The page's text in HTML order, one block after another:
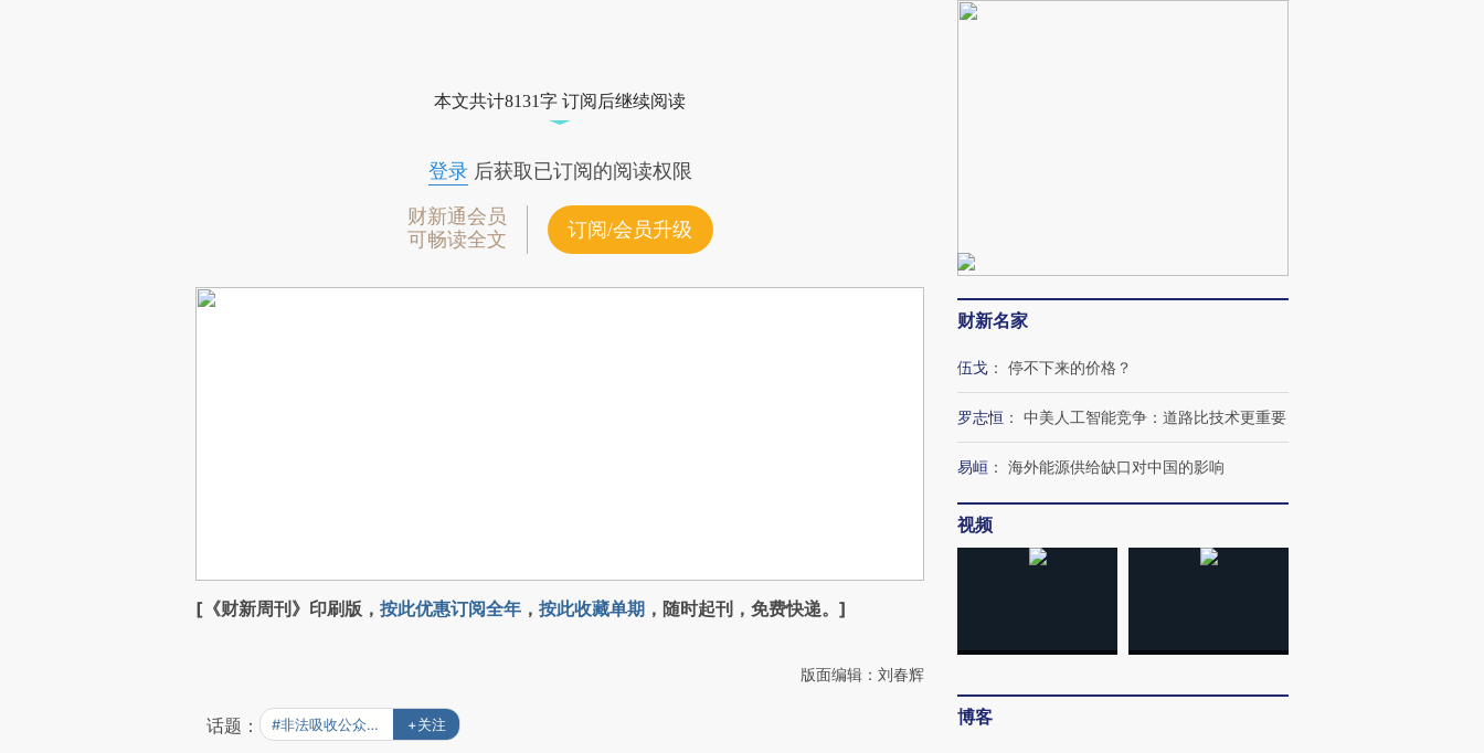
本文共计8131字 订阅后继续阅读
登录后获取已订阅的阅读权限
财新通会员
可畅读全文
订阅/会员升级
[《财新周刊》印刷版， 按此优惠订阅全年 ， 按此收藏单期 ，随时起刊，免费快递。]
版面编辑：刘春辉
话题： #非法吸收公众存款罪 +关注
财新名家
伍戈 ： 停不下来的价格？
罗志恒 ： 中美人工智能竞争：道路比技术更重要
易峘 ： 海外能源供给缺口对中国的影响
视频
博客